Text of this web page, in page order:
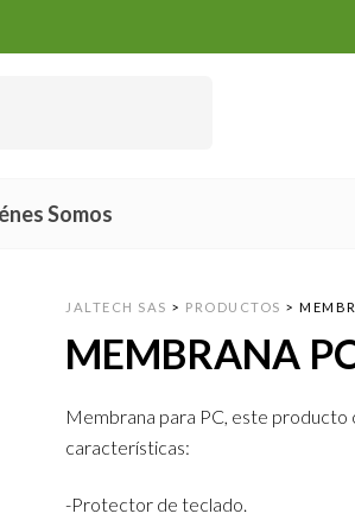
Somos
JALTECH SAS > PRODUCTOS >
MEMBRANA
Membrana para PC, este producto
características:
-Protector de teclado.